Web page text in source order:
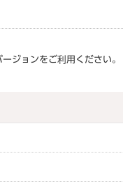
ジョンをご利用ください。